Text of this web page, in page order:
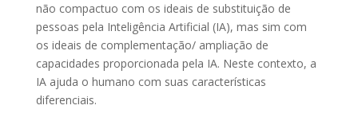
não compactuo com os ideais de substituição de
pessoas pela Inteligência Artificial (IA), mas sim com
os ideais de complementação/ ampliação de
capacidades proporcionada pela IA. Neste contexto, a
IA ajuda o humano com suas características
diferenciais.